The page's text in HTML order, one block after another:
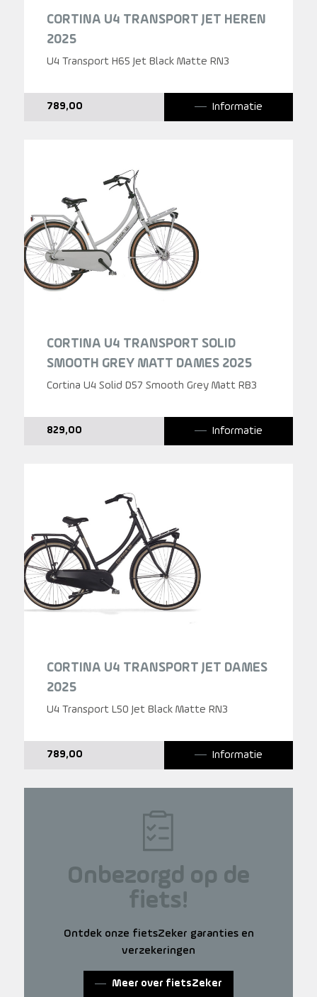
CORTINA U4 TRANSPORT JET HEREN
2025
U4 Transport H65 Jet Black Matte RN3
789,00 Informatie
CORTINA U4 TRANSPORT SOLID
SMOOTH GREY MATT DAMES 2025
Cortina U4 Solid D57 Smooth Grey Matt RB3
829,00 Informatie
CORTINA U4 TRANSPORT JET DAMES
2025
U4 Transport L50 Jet Black Matte RN3
789,00 Informatie
Onbezorgd op de
fiets!
Ontdek onze fietsZeker garanties en
verzekeringen
Meer over fietsZeker